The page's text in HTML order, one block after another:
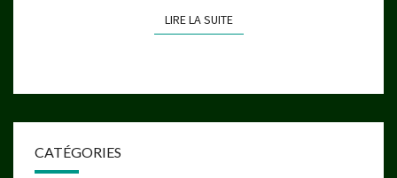
LIRE LA SUITELIRE LA SUITE
CATÉGORIES